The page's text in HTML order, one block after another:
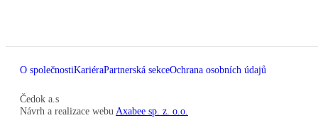
O společnostiKariéraPartnerská sekceOchrana osobních údajů
Čedok a.s
Návrh a realizace webu Axabee sp. z. o.o.